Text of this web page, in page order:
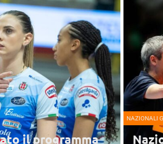
il programma
NAZIONALI